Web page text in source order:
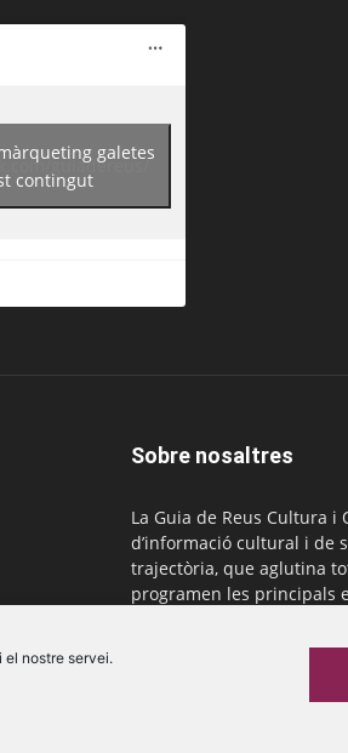
el nostre servei.
guiadereus/
galetes
contingut
Sobre nosaltres
La Guia de Reus Cultura i
d’informació cultural i de
trajectòria, que aglutina
programen les principals